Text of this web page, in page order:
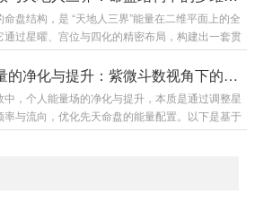
于简化，忽略了星曜的深层能量特质。孤辰、寡宿
“间隔”与“抽离”。孤辰：属性为“阳孤”。带来一种
在思想、精神层面需要独...
盘结构，是 “天地人三界”能量在二维平面上的全
通过星曜、宫位与四化的精密布局，构建出一套贯
的玄学映射系统。以下从三界维度解析其深层对应
天界映射：星曜能量的宇宙源流1. 十四主星——天
/太阴：映射 “日月二曜” ，承载阴阳交替的宇宙节
（七杀、破军、贪狼）：映射 “北斗七星中的变革
星曜能量的净化与提升：紫微斗数视角下的个人能量场调整玄法
中，个人能量场的净化与提升，本质是通过调整星
率与流向，优化先天命盘的能量配置。以下是基于
系的系统性调整法门：一、星曜能量的净化原理1.